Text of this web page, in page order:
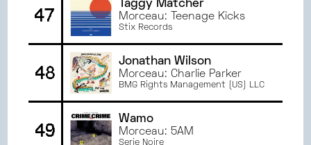
47
Taggy Matcher
Morceau: Teenage Kicks
Stix Records
48
Jonathan Wilson
Morceau: Charlie Parker
BMG Rights Management (US) LLC
49
Wamo
Morceau: 5AM
Serie Noire